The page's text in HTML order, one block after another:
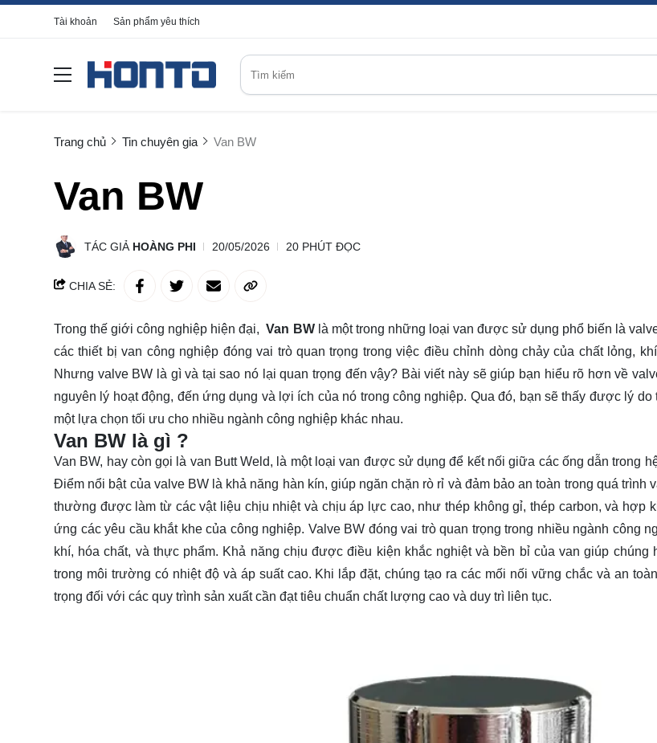
Tài khoản Sản phẩm yêu thích
Trang chủ Tin chuyên gia Van BW
Van BW
TÁC GIẢ HOÀNG PHI 20/05/2026 20 PHÚT ĐỌC
CHIA SẺ:
Trong thế giới công nghiệp hiện đại,Van BW là một trong những loại van được sử dụng phổ biến là
các thiết bị van công nghiệp đóng vai trò quan trọng trong việc điều chỉnh dòng chảy của chất lỏng,
Nhưng valve BW là gì và tại sao nó lại quan trọng đến vậy? Bài viết này sẽ giúp bạn hiểu rõ hơn về
nguyên lý hoạt động, đến ứng dụng và lợi ích của nó trong công nghiệp. Qua đó, bạn sẽ thấy được lý do
một lựa chọn tối ưu cho nhiều ngành công nghiệp khác nhau.
Van BW là gì ?
Van BW, hay còn gọi là van Butt Weld, là một loại van được sử dụng để kết nối giữa các ống dẫn trong
Điểm nổi bật của valve BW là khả năng hàn kín, giúp ngăn chặn rò rỉ và đảm bảo an toàn trong quá trình
thường được làm từ các vật liệu chịu nhiệt và chịu áp lực cao, như thép không gỉ, thép carbon, và hợp
ứng các yêu cầu khắt khe của công nghiệp. Valve BW đóng vai trò quan trọng trong nhiều ngành công
khí, hóa chất, và thực phẩm. Khả năng chịu được điều kiện khắc nghiệt và bền bỉ của van giúp chúng
trong môi trường có nhiệt độ và áp suất cao. Khi lắp đặt, chúng tạo ra các mối nối vững chắc và an
trọng đối với các quy trình sản xuất cần đạt tiêu chuẩn chất lượng cao và duy trì liên tục.